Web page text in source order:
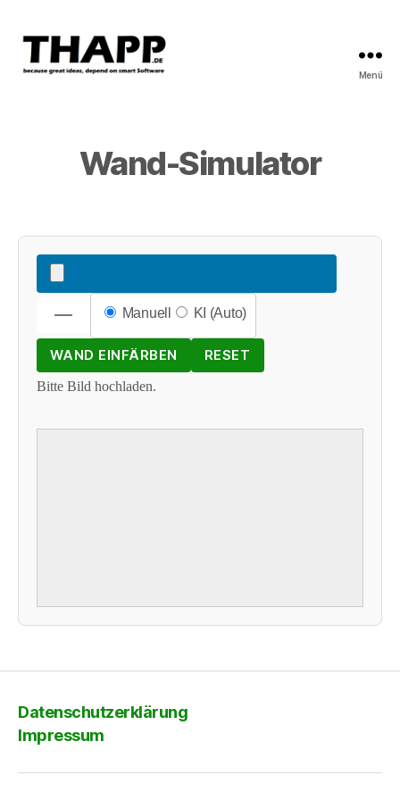
Menü
Wand-Simulator
Manuell KI (Auto)
WAND EINFÄRBEN RESET
Bitte Bild hochladen.
Datenschutzerklärung
Impressum